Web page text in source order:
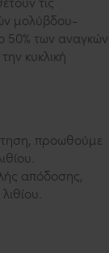
τις
μολύβδου-
50% των αναγκών
κυκλική
προωθούμε
απόδοσης,